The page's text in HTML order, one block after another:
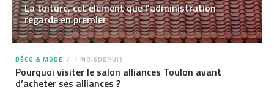
La toiture, cet élément que l’administration
regarde en premier
DÉCO & MODE 1 MOISDEPUIS
Pourquoi visiter le salon alliances Toulon avant
d’acheter ses alliances ?